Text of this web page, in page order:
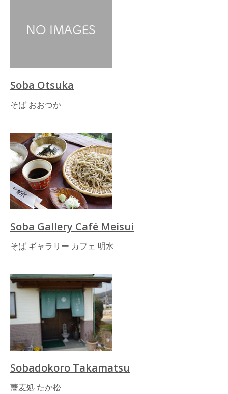
Soba Otsuka
そば おおつか
Soba Gallery Café Meisui
そば ギャラリー カフェ 明水
Sobadokoro Takamatsu
蕎麦処 たか松